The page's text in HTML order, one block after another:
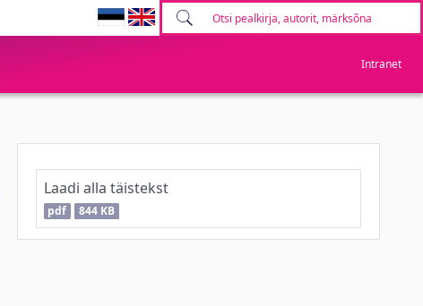
Intranet
Laadi alla täistekst
pdf 844 KB